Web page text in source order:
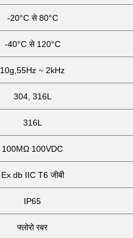
-20°C से 80°C
-40°C से 120°C
10g,55Hz ~ 2kHz
304, 316L
316L
100MΩ 100VDC
Ex db IIC T6 जीबी
IP65
फ्लोरो रबर